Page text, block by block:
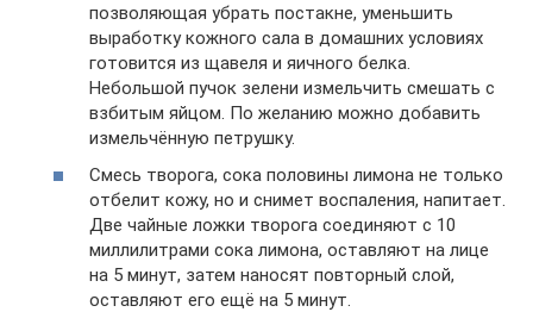
позволяющая убрать постакне, уменьшить
выработку кожного сала в домашних условиях
готовится из щавеля и яичного белка.
Небольшой пучок зелени измельчить смешать с
взбитым яйцом. По желанию можно добавить
измельчённую петрушку.
Смесь творога, сока половины лимона не только
отбелит кожу, но и снимет воспаления, напитает.
Две чайные ложки творога соединяют с 10
миллилитрами сока лимона, оставляют на лице
на 5 минут, затем наносят повторный слой,
оставляют его ещё на 5 минут.